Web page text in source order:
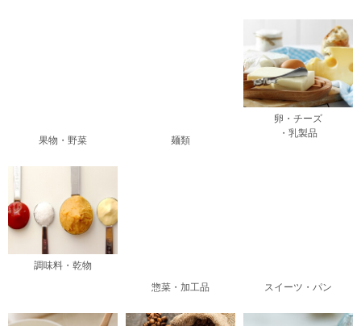
果物・野菜 麺類
卵・チーズ
・乳製品
調味料・乾物
惣菜・加工品
スイーツ・パン